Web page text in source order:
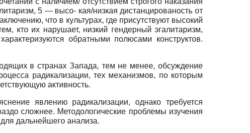
5 — высо- кая/низкая дистанцированость от
что в культурах, где присутствуют высокий
кто их нарушает, низкий гендерный эгалитаризм,
обратными полюсами конструктов.
в странах Запада, тем не менее, обсуждение
радикализации, тех механизмов, по которым
активность.
явлению радикализации, однако требуется
сложнее. Методологические проблемы изучения
дальнейшего анализа.